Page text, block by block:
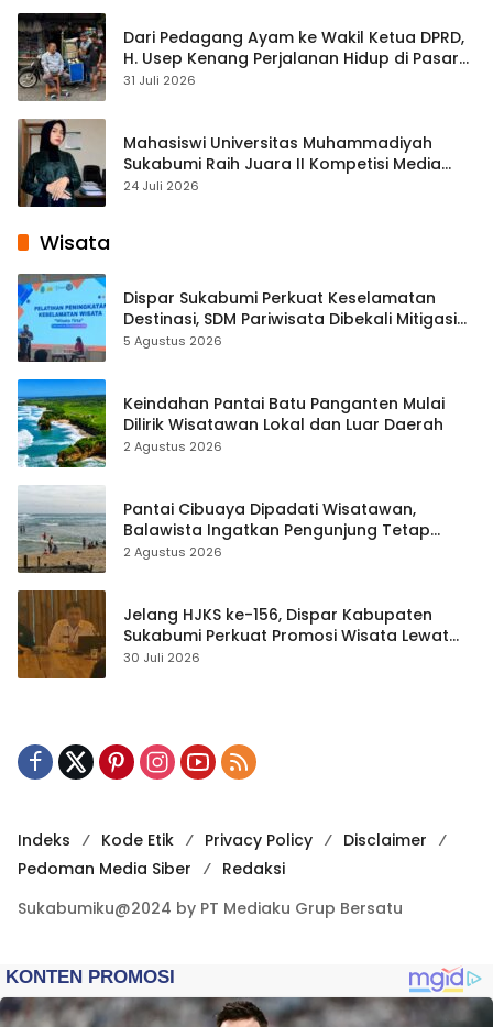
Dari Pedagang Ayam ke Wakil Ketua DPRD,
H. Usep Kenang Perjalanan Hidup di Pasar
Cisaat
31 Juli 2026
Mahasiswi Universitas Muhammadiyah
Sukabumi Raih Juara II Kompetisi Media
Pembelajaran Digital Tingkat Internasional
24 Juli 2026
Wisata
Dispar Sukabumi Perkuat Keselamatan
Destinasi, SDM Pariwisata Dibekali Mitigasi
hingga Teknik Evakuasi
5 Agustus 2026
Keindahan Pantai Batu Panganten Mulai
Dilirik Wisatawan Lokal dan Luar Daerah
2 Agustus 2026
Pantai Cibuaya Dipadati Wisatawan,
Balawista Ingatkan Pengunjung Tetap
Waspada
2 Agustus 2026
Jelang HJKS ke-156, Dispar Kabupaten
Sukabumi Perkuat Promosi Wisata Lewat
Publikasi Digital
30 Juli 2026
Indeks Kode Etik Privacy Policy
Disclaimer
Pedoman Media Siber
Redaksi
Sukabumiku@2024 by PT Mediaku Grup Bersatu